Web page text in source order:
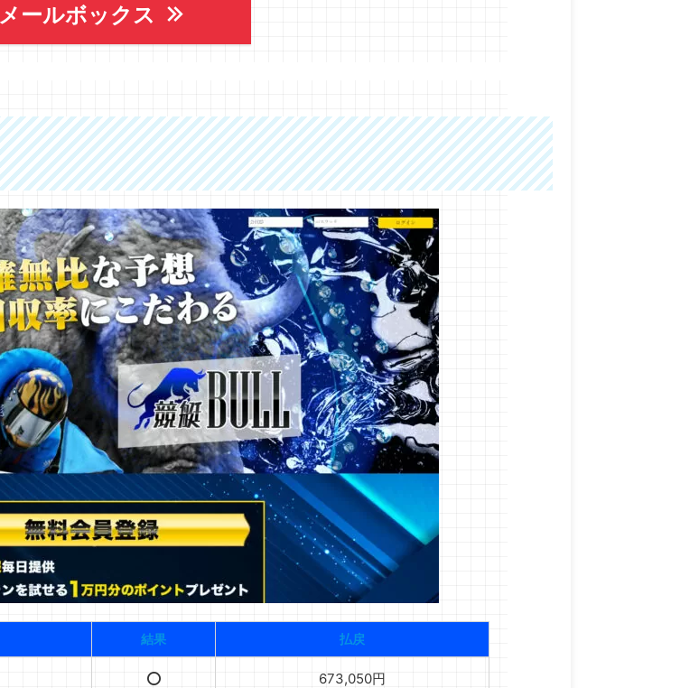
メールボックス
結果 払戻
⭕️ 673,050円